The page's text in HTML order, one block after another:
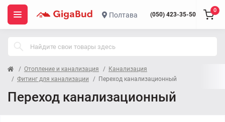
Полтава (050) 423-35-50
0
Отопление и канализация
Канализация
Фитинг для канализации
Переход канализационный
Переход канализационный